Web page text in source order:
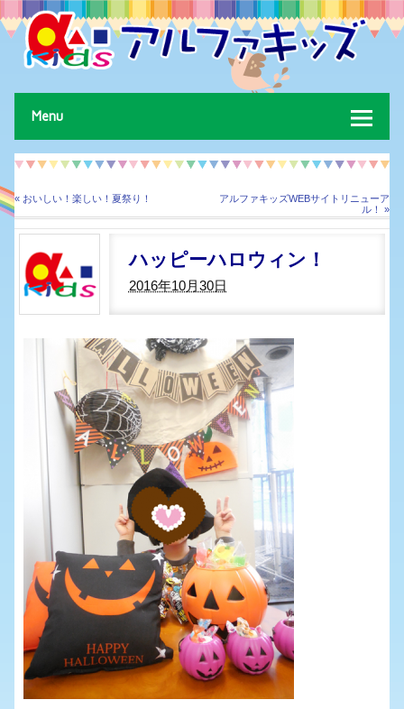
ァキッズです。台東区、墨田区、江戸川区を中心に送迎も行っております。
お気軽にお問合せください。
Menu
«おいしい！楽しい！夏祭り！
アルファキッズWEBサイトリニューア
ル！»
ハッピーハロウィン！
2016年10月30日